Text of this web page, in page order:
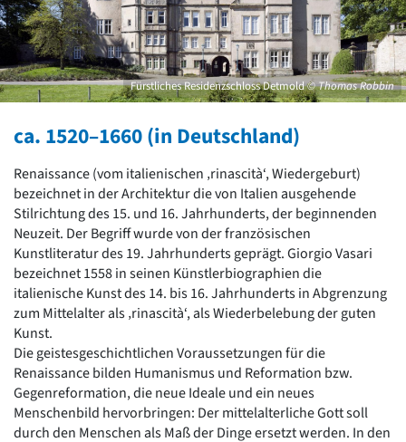
David Chipperfield
Harald Deilmann
Gottfried Böhm
Schneider von Esleben
Peter Behrens
Auszeichnung vorbildlicher Bauten NRW 2020
Big Beautiful Buildings (Großbauten der Nachkriegszeit)
Gesamtübersicht...
Gegenwart
Postmoderne
1950er-70er Jahre
Moderne
Reformarchitektur
Jugendstil
Historismus
Klassizismus
Barock
Renaissance
Gotik
Romanik
Fürstliches Residenzschloss Detmold© Thomas Robbin
ca. 1520–1660 (in Deutschland)
Renaissance (vom italienischen ‚rinascità‘, Wiedergeburt)
bezeichnet in der Architektur die von Italien ausgehende
Stilrichtung des 15. und 16. Jahrhunderts, der beginnenden
Neuzeit. Der Begriff wurde von der französischen
Kunstliteratur des 19. Jahrhunderts geprägt. Giorgio Vasari
bezeichnet 1558 in seinen Künstlerbiographien die
italienische Kunst des 14. bis 16. Jahrhunderts in Abgrenzung
zum Mittelalter als ‚rinascità‘, als Wiederbelebung der guten
Kunst.
Die geistesgeschichtlichen Voraussetzungen für die
Renaissance bilden Humanismus und Reformation bzw.
Gegenreformation, die neue Ideale und ein neues
Menschenbild hervorbringen: Der mittelalterliche Gott soll
durch den Menschen als Maß der Dinge ersetzt werden. In den